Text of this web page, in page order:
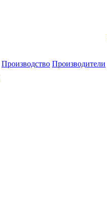
Производство Производители